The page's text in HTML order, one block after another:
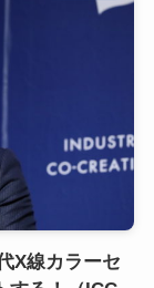
X線カラーセ